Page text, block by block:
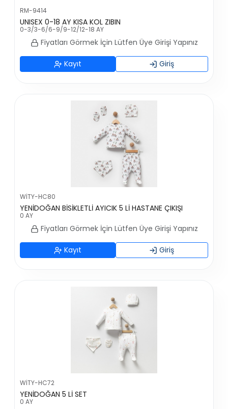
RM-9414
UNISEX 0-18 AY KISA KOL ZIBIN
0-3/3-6/6-9/9-12/12-18 AY
Fiyatları Görmek İçin Lütfen Üye Girişi Yapınız
Kayıt Giriş
WİTY-HC80
YENİDOĞAN BİSİKLETLİ AYICIK 5 Lİ HASTANE ÇIKIŞI
0 AY
Fiyatları Görmek İçin Lütfen Üye Girişi Yapınız
Kayıt Giriş
WİTY-HC72
YENİDOĞAN 5 Lİ SET
0 AY